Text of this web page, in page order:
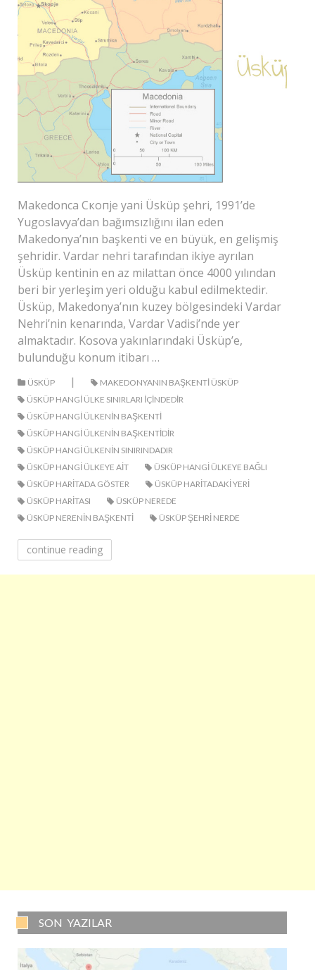
Makedonca Скопjе yani Üsküp şehri, 1991’de
Yugoslavya’dan bağımsızlığını ilan eden
Makedonya’nın başkenti ve en büyük, en gelişmiş
şehridir. Vardar nehri tarafından ikiye ayrılan
Üsküp kentinin en az milattan önce 4000 yılından
beri bir yerleşim yeri olduğu kabul edilmektedir.
Üsküp, Makedonya’nın kuzey bölgesindeki Vardar
Nehri’nin kenarında, Vardar Vadisi’nde yer
almaktadır. Kosova yakınlarındaki Üsküp’e,
bulunduğu konum itibarı …
ÜSKÜP |
MAKEDONYANIN BAŞKENTI ÜSKÜP
ÜSKÜP HANGI ÜLKE SINIRLARI IÇINDEDIR
ÜSKÜP HANGI ÜLKENIN BAŞKENTI
ÜSKÜP HANGI ÜLKENIN BAŞKENTIDIR
ÜSKÜP HANGI ÜLKENIN SINIRINDADIR
ÜSKÜP HANGI ÜLKEYE AIT
ÜSKÜP HANGI ÜLKEYE BAĞLI
ÜSKÜP HARITADA GÖSTER
ÜSKÜP HARITADAKI YERI
ÜSKÜP HARITASI
ÜSKÜP NEREDE
ÜSKÜP NERENIN BAŞKENTI
ÜSKÜP ŞEHRI NERDE
continue reading
SON YAZILAR